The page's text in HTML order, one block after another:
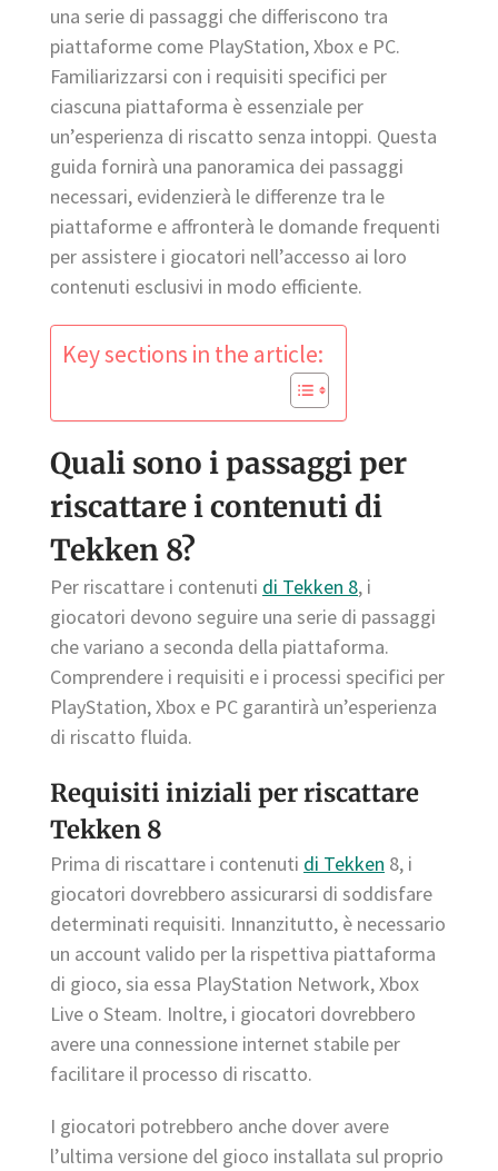
una serie di passaggi che differiscono tra
piattaforme come PlayStation, Xbox e PC.
Familiarizzarsi con i requisiti specifici per
ciascuna piattaforma è essenziale per
un’esperienza di riscatto senza intoppi. Questa
guida fornirà una panoramica dei passaggi
necessari, evidenzierà le differenze tra le
piattaforme e affronterà le domande frequenti
per assistere i giocatori nell’accesso ai loro
contenuti esclusivi in modo efficiente.
Key sections in the article:
Quali sono i passaggi per
riscattare i contenuti di
Tekken 8?
Per riscattare i contenuti di Tekken 8, i
giocatori devono seguire una serie di passaggi
che variano a seconda della piattaforma.
Comprendere i requisiti e i processi specifici per
PlayStation, Xbox e PC garantirà un’esperienza
di riscatto fluida.
Requisiti iniziali per riscattare
Tekken 8
Prima di riscattare i contenuti di Tekken 8, i
giocatori dovrebbero assicurarsi di soddisfare
determinati requisiti. Innanzitutto, è necessario
un account valido per la rispettiva piattaforma
di gioco, sia essa PlayStation Network, Xbox
Live o Steam. Inoltre, i giocatori dovrebbero
avere una connessione internet stabile per
facilitare il processo di riscatto.
I giocatori potrebbero anche dover avere
l’ultima versione del gioco installata sul proprio